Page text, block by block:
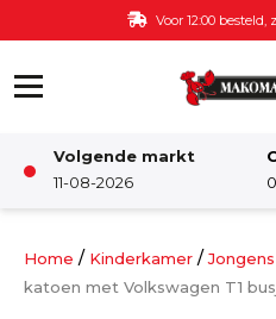
Ga naar de inhoud Voor 12:00
Volgende markt
11-08-2026
Home / Kinderkamer /
katoen met Volkswagen T1